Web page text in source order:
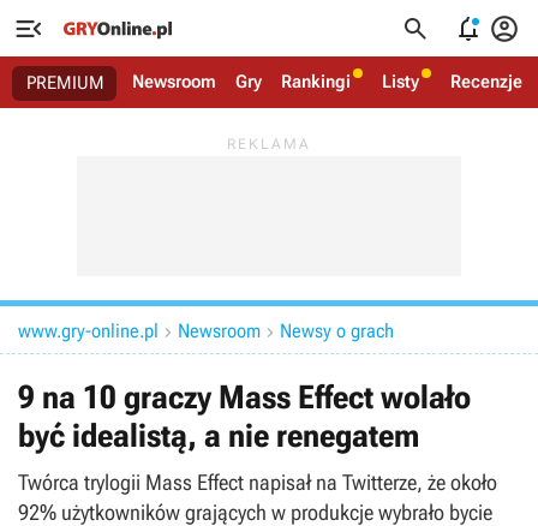
   
PREMIUM Newsroom Gry Rankingi Listy Recenzje
www.gry-online.pl  Newsroom  Newsy o grach
9 na 10 graczy Mass Effect wolało
być idealistą, a nie renegatem
Twórca trylogii Mass Effect napisał na Twitterze, że około
92% użytkowników grających w produkcje wybrało bycie